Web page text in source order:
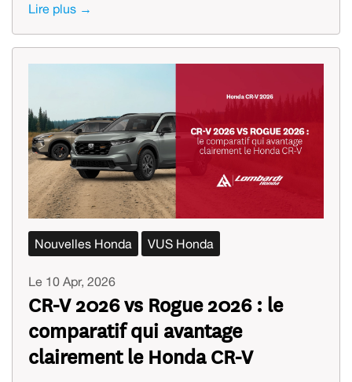
Lire plus →
Nouvelles Honda VUS Honda
Le 10 Apr, 2026
CR-V 2026 vs Rogue 2026 : le
comparatif qui avantage
clairement le Honda CR-V